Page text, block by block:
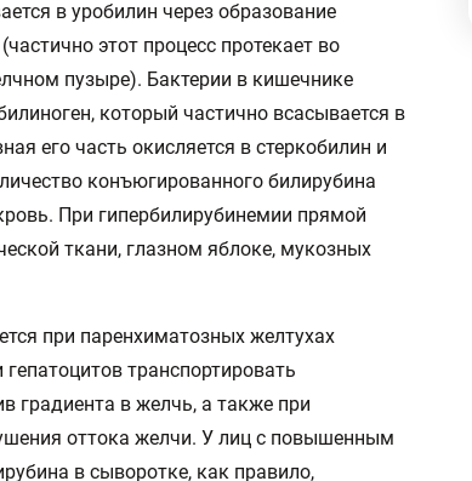
в уробилин через образование
этот процесс протекает во
пузыре). Бактерии в кишечнике
который частично всасывается в
его часть окисляется в стеркобилин и
конъюгированного билирубина
При гипербилирубинемии прямой
ткани, глазном яблоке, мукозных
при паренхиматозных желтухах
транспортировать
градиента в желчь, а также при
оттока желчи. У лиц с повышенным
в сыворотке, как правило,